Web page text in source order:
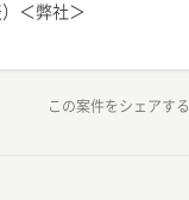
＜弊社＞
この案件をシェアする